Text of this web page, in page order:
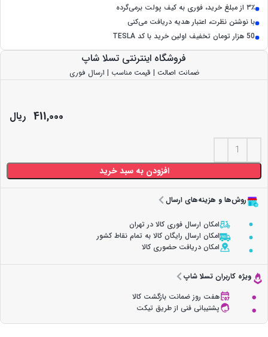
۳٪ از مبلغ خرید، فوری به کیف پولت برمی‌گرده
با نوشتن نظرت، اعتبار هدیه دریافت می‌کنی
50 هزار تومان تخفیف اولین خرید با کد TESLA
فروشگاه اینترنتی تسلا شاپ
ضمانت اصالت | قیمت مناسب | ارسال فوری
411,000 ریال
افزودن به سبد خرید
روش‌ها و هزینه‌های ارسال
امکان ارسال فوری کالا در تهران
امکان ارسال رایگان کالا به تمام نقاط کشور
امکان دریافت حضوری کالا
ویژه کاربران تسلا شاپ
هفت روز ضمانت بازگشت کالا
پشتیبانی فنی از طریق تیکت